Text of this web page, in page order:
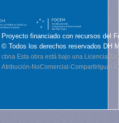
Proyecto financiado con recursos del
© Todos los derechos reservados DH
cbna Esta obra está bajo una Licencia
Atribución-NoComercial-CompartirIgual